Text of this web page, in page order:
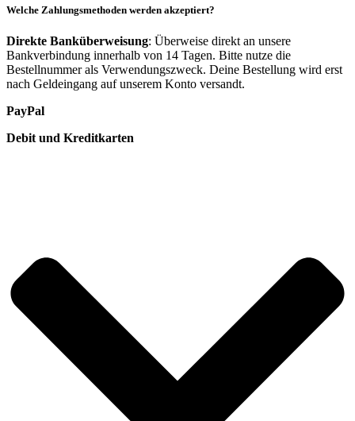
Welche Zahlungsmethoden werden akzeptiert?
Direkte Banküberweisung: Überweise direkt an unsere
Bankverbindung innerhalb von 14 Tagen. Bitte nutze die
Bestellnummer als Verwendungszweck. Deine Bestellung wird erst
nach Geldeingang auf unserem Konto versandt.
PayPal
Debit und Kreditkarten